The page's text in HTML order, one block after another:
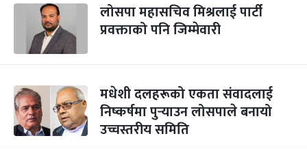
लोसपा महासचिव मिश्रलाई पार्टी
प्रवक्ताको पनि जिम्मेवारी
मधेशी दलहरूको एकता संवादलाई
निष्कर्षमा पुर्‍याउन लोसपाले बनायो
उच्चस्तरीय समिति